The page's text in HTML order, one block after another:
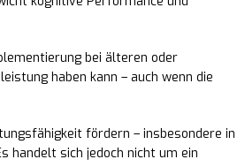
bei älteren oder
haben kann – auch wenn die
fördern – insbesondere in
handelt sich jedoch nicht um ein